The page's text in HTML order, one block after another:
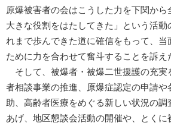
原爆被害者の会はこうした力を下関から
大きな役割をはたしてきた」という活動
れまで歩んできた道に確信をもって、当
ために力を合わせて奮斗することを訴え
そして、被爆者・被爆二世援護の充実
者相談事業の推進、原爆症認定の申請や
助、高齢者医療をめぐる新しい状況の調
あげ、地区懇談会活動の開催や、とくに